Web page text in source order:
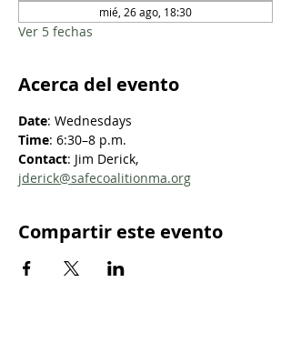
mié, 26 ago, 18:30
Ver 5 fechas
Acerca del evento
Date: Wednesdays
Time: 6:30–8 p.m.
Contact: Jim Derick,
jderick@safecoalitionma.org
Compartir este evento